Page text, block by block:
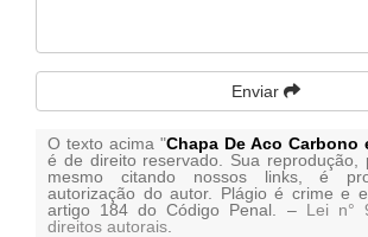
Enviar
O texto acima "Chapa De Aco Carbono
é de direito reservado. Sua reprodução,
mesmo citando nossos links, é
autorização do autor. Plágio é crime e
artigo 184 do Código Penal. – Lei n°
direitos autorais